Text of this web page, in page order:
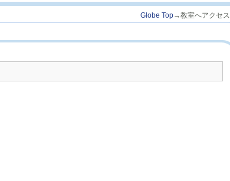
Globe Top→教室へアクセス